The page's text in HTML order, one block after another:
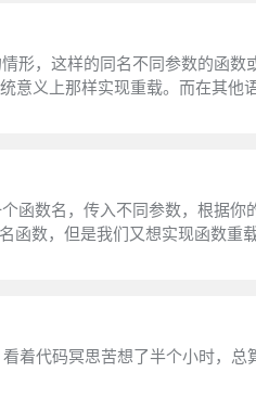
形，这样的同名不同参数的函数
意义上那样实现重载。而在其他
函数名，传入不同参数，根据你
函数，但是我们又想实现函数重
着代码冥思苦想了半个小时，总